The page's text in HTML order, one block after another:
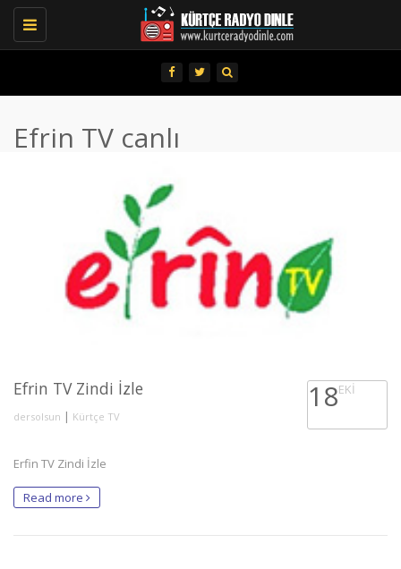
Toggle
navigation
Efrin TV canlı
Efrin TV Zindi İzle
dersolsun | Kürtçe TV
18EKI
Erfin TV Zindi İzle
Read more